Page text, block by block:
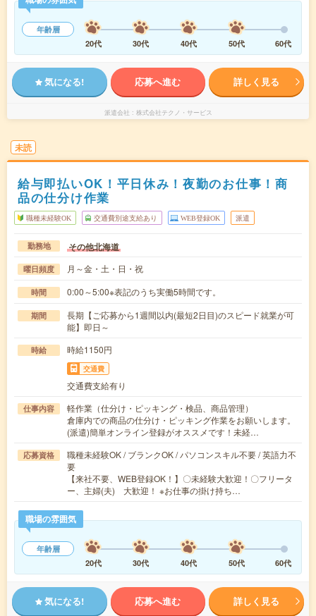
年齢層
20代
30代 40代 50代 60代
気になる! 応募へ進む 詳しく見る
派遣会社 株式会社テクノ・サービス
未読
給与即払いOK！平日休み！夜勤のお仕事！商
品の仕分け作業
職種未経験OK 交通費別途支給あり WEB登録OK 派遣
勤務地 その他北海道
曜日頻度 月～金・土・日・祝
時間 0:00～5:00※表記のうち実働5時間です。
期間
長期【ご応募から1週間以内(最短2日目)のスピード就業が可
能】即日～
時給 時給1150円
交通費
交通費支給有り
仕事内容
軽作業（仕分け・ピッキング・検品、商品管理）
倉庫内での商品の仕分け・ピッキング作業をお願いします。
(派遣)簡単オンライン登録がオススメです！未経…
応募資格
職種未経験OK / ブランクOK / パソコンスキル不要 / 英語力不
要
【来社不要、WEB登録OK！】〇未経験大歓迎！〇フリータ
ー、主婦(夫) 大歓迎！ ※お仕事の掛け持ち…
職場の雰囲気
年齢層
20代
30代 40代 50代 60代
気になる! 応募へ進む 詳しく見る